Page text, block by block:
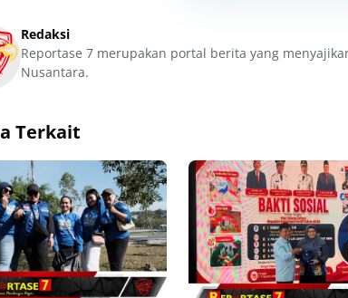
Redaksi
Reportase 7 merupakan portal berita yang
Nusantara.
Terkait